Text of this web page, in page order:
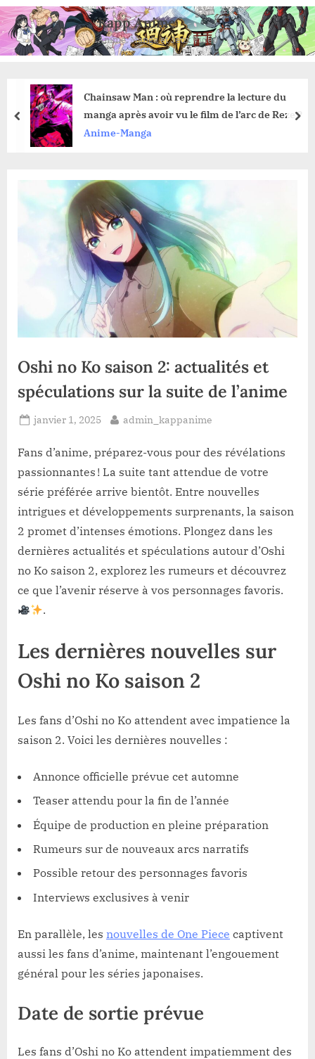
Skip
to
content
Kapp Anime
Anime, Manga et Jeux Vidéo
Chainsaw Man : où reprendre la lecture du
manga après avoir vu le film de l’arc de Reze ?
Anime-Manga
prev
Oshi no Ko saison 2: actualités et
spéculations sur la suite de l’anime
Posted
janvier 1, 2025 By
admin_kappanime
Fans d’anime, préparez-vous pour des révélations
passionnantes ! La suite tant attendue de votre
série préférée arrive bientôt. Entre nouvelles
intrigues et développements surprenants, la saison
2 promet d’intenses émotions. Plongez dans les
dernières actualités et spéculations autour d’Oshi
no Ko saison 2, explorez les rumeurs et découvrez
ce que l’avenir réserve à vos personnages favoris.
.
Les dernières nouvelles sur
Oshi no Ko saison 2
Les fans d’Oshi no Ko attendent avec impatience la
saison 2. Voici les dernières nouvelles :
Annonce officielle prévue cet automne
Teaser attendu pour la fin de l’année
Équipe de production en pleine préparation
Rumeurs sur de nouveaux arcs narratifs
Possible retour des personnages favoris
Interviews exclusives à venir
En parallèle, les nouvelles de One Piece captivent
aussi les fans d’anime, maintenant l’engouement
général pour les séries japonaises.
Date de sortie prévue
Les fans d’Oshi no Ko attendent impatiemment des